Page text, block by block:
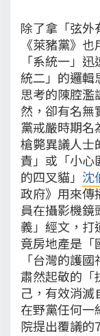
除了拿「弦外
《萊豬黨》
「系統一」
統二」的邏輯
思考的陳腔濫
然，卻有名無
黨戒嚴時期名
槍斃異議人士
責」或「小心
的四叉貓」 沈
政府》用來傳
員在攝影機
義」經文，打
竟房地產是「
「台灣的護
肅然起敬的「
己，有效消
在野黨任何一
院提出覆議的